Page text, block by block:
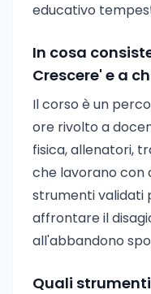
educativo
In cosa
Crescere' e a
Il corso è un
ore rivolto a
fisica, allenatori,
che lavorano con
strumenti validati
affrontare il
all'abbandono
Quali